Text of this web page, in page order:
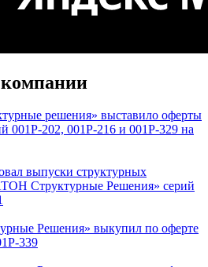
компании
решения» выставило оферты
001Р-202, 001Р-216 и 001Р-329 на
выпуски структурных
Структурные Решения» серий
Решения» выкупил по оферте
339